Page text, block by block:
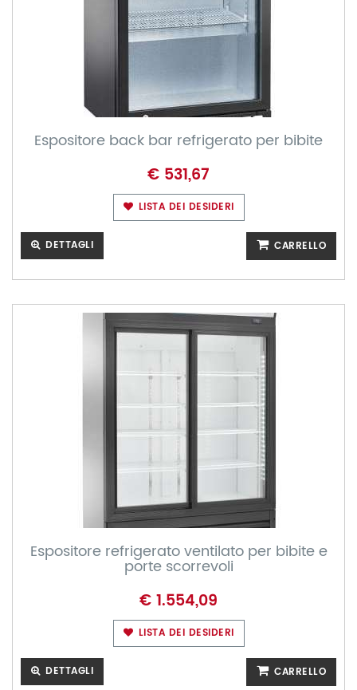
Espositore back bar refrigerato per bibite
€ 531,67
LISTA DEI DESIDERI
DETTAGLI CARRELLO
Espositore refrigerato ventilato per bibite e
porte scorrevoli
€ 1.554,09
LISTA DEI DESIDERI
DETTAGLI CARRELLO